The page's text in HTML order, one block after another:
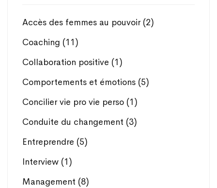
Accès des femmes au pouvoir (2)
Coaching (11)
Collaboration positive (1)
Comportements et émotions (5)
Concilier vie pro vie perso (1)
Conduite du changement (3)
Entreprendre (5)
Interview (1)
Management (8)